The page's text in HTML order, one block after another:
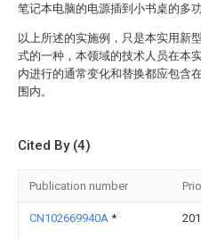
笔记本电脑的电源插到小书桌的多功
以上所述的实施例，只是本实用新
式的一种，本领域的技术人员在本
内进行的通常变化和替换都应包含
围内。
Cited By (4)
Publication number
CN102669940A *